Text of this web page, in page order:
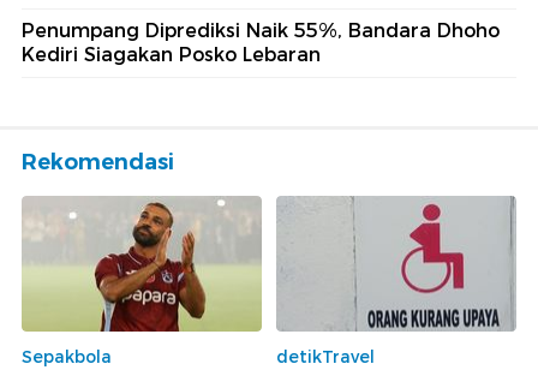
Penumpang Diprediksi Naik 55%, Bandara Dhoho
Kediri Siagakan Posko Lebaran
Rekomendasi
Sepakbola detikTravel